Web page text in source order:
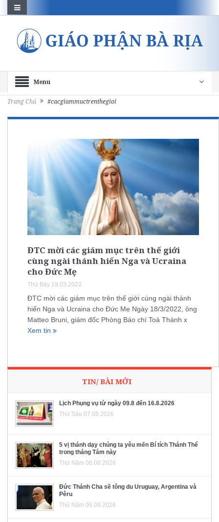
Menu
Trang Chủ #cacgiammuctrenthegioi
ĐTC mời các giám mục trên thế giới
cùng ngài thánh hiến Nga và Ucraina
cho Đức Mẹ
Thứ Bảy 19.03.2022
ĐTC mời các giám mục trên thế giới cùng ngài thánh
hiến Nga và Ucraina cho Đức Mẹ Ngày 18/3/2022, ông
Matteo Bruni, giám đốc Phòng Báo chí Toà Thánh x
Xem tin
TIN/ BÀI MỚI
Lịch Phụng vụ từ ngày 09.8 đến 16.8.2026
Thứ Sáu 07.08.2026
5 vị thánh dạy chúng ta yêu mến Bí tích Thánh Thể
trong tháng Tám này
Thứ Năm 06.08.2026
Đức Thánh Cha sẽ tông du Uruguay, Argentina và
Pêru
Thứ Năm 06.08.2026